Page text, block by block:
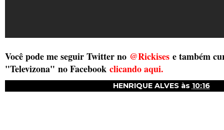
Você pode me seguir Twitter no @Rickises e também
"Televizona" no Facebook clicando aqui.
HENRIQUE ALVES às 10:16